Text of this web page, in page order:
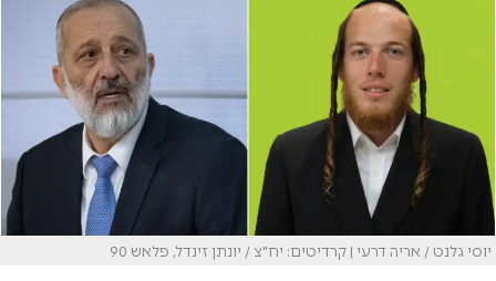
יוסי גלנט / אריה דרעי | קרדיטים: יח"צ / יונתן זינדל, פלאש 90